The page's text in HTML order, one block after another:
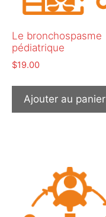
Le bronchospasme
pédiatrique
$19.00
Ajouter au panier